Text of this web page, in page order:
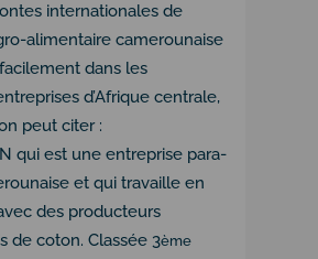
internationales de
alimentaire camerounaise
dans les
d’Afrique centrale,
peut citer :
qui est une entreprise para-
et qui travaille en
des producteurs
de coton. Classée 3ème